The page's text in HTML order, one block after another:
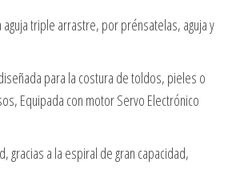
triple arrastre, por prénsatelas, aguja y
para la costura de toldos, pieles o
Equipada con motor Servo Electrónico
gracias a la espiral de gran capacidad,